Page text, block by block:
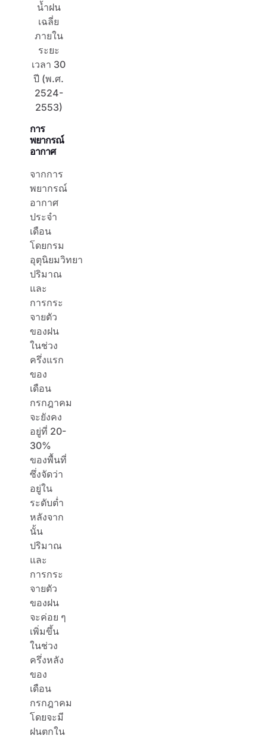
น้ำฝน
เฉลี่ย
ภายใน
ระยะ
เวลา 30
ปี (พ.ศ.
2524-
2553)
การ
พยากรณ์
อากาศ
จากการ
พยากรณ์
อากาศ
ประจำ
เดือน
โดยกรม
อุตุนิยมวิทยา
ปริมาณ
และ
การกระ
จายตัว
ของฝน
ในช่วง
ครึ่งแรก
ของ
เดือน
กรกฎาคม
จะยังคง
อยู่ที่ 20-
30%
ของพื้นที่
ซึ่งจัดว่า
อยู่ใน
ระดับต่ำ
หลังจาก
นั้น
ปริมาณ
และ
การกระ
จายตัว
ของฝน
จะค่อย ๆ
เพิ่มขึ้น
ในช่วง
ครึ่งหลัง
ของ
เดือน
กรกฎาคม
โดยจะมี
ฝนตกใน